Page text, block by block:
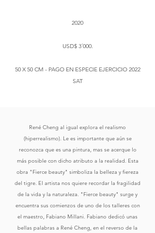
2020
USD$ 3´000.
50 X 50 CM - PAGO EN ESPECIE EJERCICIO 2022
SAT
René Cheng al igual explora el realismo
(hiperrealismo). Le es importante que aún se
reconozca que es una pintura, mas se acerque lo
más posible con dicho atributo a la realidad. Esta
obra "Fierce beauty" simboliza la belleza y fiereza
del tigre. El artista nos quiere recordar la fragilidad
de la vida y la naturaleza. "Fierce beauty" surge y
encuentra sus comienzos de uno de los talleres con
el maestro, Fabiano Millani. Fabiano dedicó unas
bellas palabras a René Cheng, en el reverso de la